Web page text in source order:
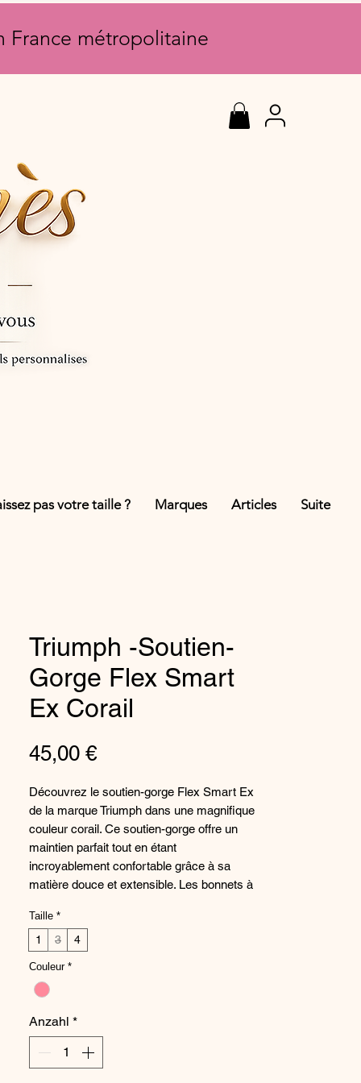
France métropolitaine
pas votre taille ? Marques Articles Suite
Triumph -Soutien-
Gorge Flex Smart
Ex Corail
45,00 €Preis
Découvrez le soutien-gorge Flex Smart Ex
de la marque Triumph dans une magnifique
couleur corail. Ce soutien-gorge offre un
maintien parfait tout en étant
incroyablement confortable grâce à sa
matière douce et extensible. Les bonnets à
soutien optimal, tandis que les bretelles
réglables permettent un ajustement
en restant à l'aise toute la journée.
N'attendez plus et ajoutez ce magnifique
Composition :
Taille *
1 3 4
Couleur *
Anzahl *